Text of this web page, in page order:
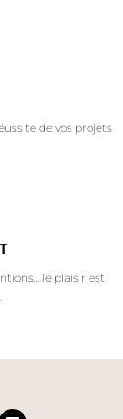
de vos projets
le plaisir est